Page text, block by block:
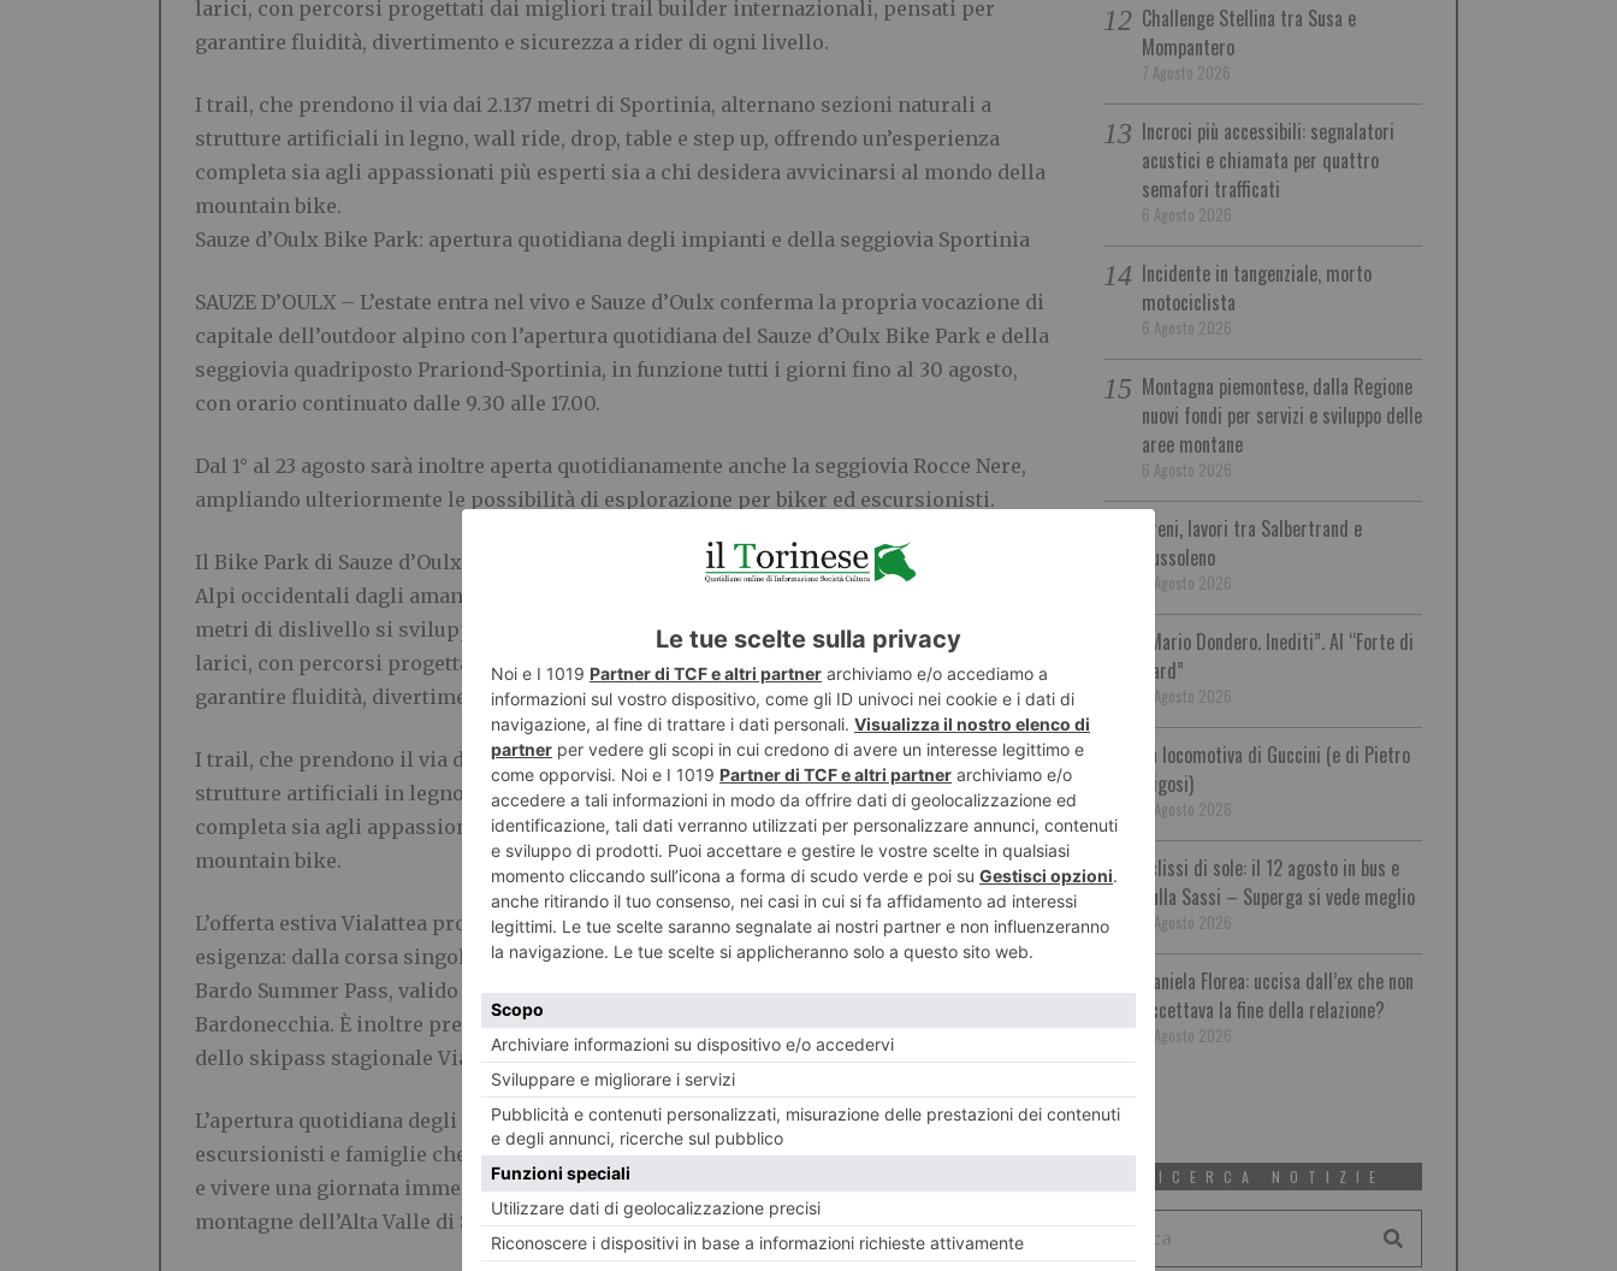
larici, con percorsi progettati dai migliori trail builder internazionali, pensati per
garantire fluidità, divertimento e sicurezza a rider di ogni livello.
I trail, che prendono il via dai 2.137 metri di Sportinia, alternano sezioni naturali a
strutture artificiali in legno, wall ride, drop, table e step up, offrendo un’esperienza
completa sia agli appassionati più esperti sia a chi desidera avvicinarsi al mondo della
mountain bike.
Sauze d’Oulx Bike Park: apertura quotidiana degli impianti e della seggiovia Sportinia
SAUZE D’OULX – L’estate entra nel vivo e Sauze d’Oulx conferma la propria vocazione di
capitale dell’outdoor alpino con l’apertura quotidiana del Sauze d’Oulx Bike Park e della
seggiovia quadriposto Prariond-Sportinia, in funzione tutti i giorni fino al 30 agosto,
con orario continuato dalle 9.30 alle 17.00.
Dal 1° al 23 agosto sarà inoltre aperta quotidianamente anche la seggiovia Rocce Nere,
ampliando ulteriormente le possibilità di esplorazione per biker ed escursionisti.
Il Bike Park di Sauze d’Oulx rappresenta una delle destinazioni più apprezzate delle
Alpi occidentali dagli amanti della mountain bike gravity e del downhill. Oltre 1.000
metri di dislivello si sviluppano tra spettacolari prati d’alta quota e suggestivi boschi di
larici, con percorsi progettati dai migliori trail builder internazionali, pensati per
garantire fluidità, divertimento e sicurezza a rider di ogni livello.
I trail, che prendono il via dai 2.137 metri di Sportinia, alternano sezioni naturali a
strutture artificiali in legno, wall ride, drop, table e step up, offrendo un’esperienza
completa sia agli appassionati più esperti sia a chi desidera avvicinarsi al mondo della
mountain bike.
L’offerta estiva Vialattea propone diverse tipologie di biglietti per soddisfare ogni
esigenza: dalla corsa singola ai pass giornalieri e plurigiornalieri, fino al Vialattea //
Bardo Summer Pass, valido per tutta la stagione estiva sugli impianti di Vialattea e
Bardonecchia. È inoltre previsto uno sconto del 50% sul Summer Pass per i possessori
dello skipass stagionale Vialattea Internazionale e Vialattea|Bardo 2025/2026.
L’apertura quotidiana degli impianti rappresenta un’importante opportunità anche per
escursionisti e famiglie che desiderano raggiungere facilmente i panorami di Sportinia
e vivere una giornata immersi nella natura, tra sentieri, rifugi e viste mozzafiato sulle
montagne dell’Alta Valle di Susa.
Challenge Stellina tra Susa e
Mompantero
7 Agosto 2026
Incroci più accessibili: segnalatori
acustici e chiamata per quattro
semafori trafficati
6 Agosto 2026
Incidente in tangenziale, morto
motociclista
6 Agosto 2026
Montagna piemontese, dalla Regione
nuovi fondi per servizi e sviluppo delle
aree montane
6 Agosto 2026
Treni, lavori tra Salbertrand e
Bussoleno
6 Agosto 2026
“Mario Dondero. Inediti”. Al “Forte di
Bard”
6 Agosto 2026
La locomotiva di Guccini (e di Pietro
Rigosi)
6 Agosto 2026
Eclissi di sole: il 12 agosto in bus e
sulla Sassi – Superga si vede meglio
6 Agosto 2026
Daniela Florea: uccisa dall’ex che non
accettava la fine della relazione?
6 Agosto 2026
RICERCA NOTIZIE